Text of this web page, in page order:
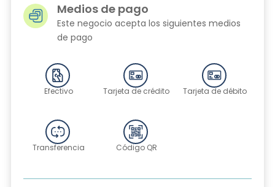
Medios de pago
Este negocio acepta los siguientes medios
de pago
Efectivo Tarjeta de crédito Tarjeta de débito
Transferencia Código QR